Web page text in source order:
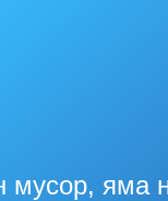
мусор, яма